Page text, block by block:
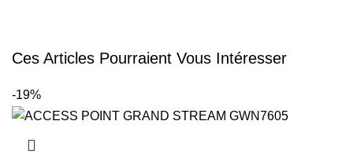
Ces Articles Pourraient Vous Intéresser
-19%